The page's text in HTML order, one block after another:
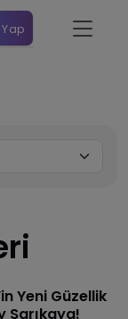
Yeni Güzellik
Sarıkaya!